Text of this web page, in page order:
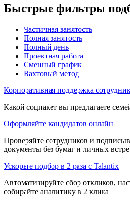
Быстрые фильтры
Частичная занятость
Полная занятость
Полный день
Проектная работа
Сменный график
Вахтовый метод
Корпоративная поддержка
Какой соцпакет вы предлагаете
Оформляйте кандидатов онлайн
Проверяйте сотрудников и
документы без бумаг и личных
Ускорьте подбор в 2 раза с Talantix
Автоматизируйте сбор откликов,
собирайте аналитику в 2 клика